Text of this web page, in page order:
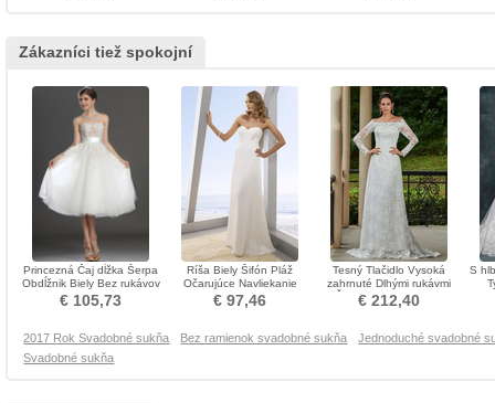
Zákazníci tiež spokojní
Princezná Čaj dĺžka Šerpa
Obdĺžnik Biely Bez rukávov
Nevestin obleko
€ 105,73
Ríša Biely Šifón Pláž
Očarujúce Navliekanie
korálok Svadobné šaty
€ 97,46
Tesný Tlačidlo Vysoká
zahrnuté Dlhými rukávmi
Čipka Poroka Obleko
€ 212,40
S
2017 Rok Svadobné sukňa Bez ramienok svadobné sukňa
Jednoduché svadobné
Svadobné sukňa